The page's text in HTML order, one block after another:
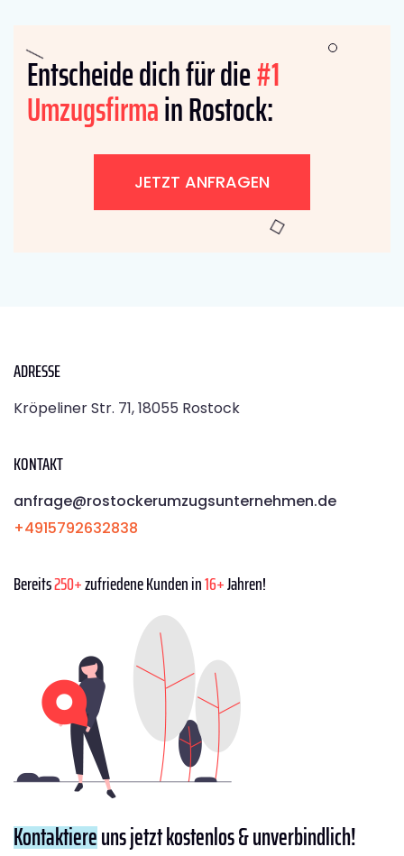
Entscheide dich für die#1
Umzugsfirmain Rostock:
JETZT ANFRAGEN
ADRESSE
Kröpeliner Str. 71, 18055 Rostock
KONTAKT
anfrage@rostockerumzugsunternehmen.de
+4915792632838
Bereits250+zufriedene Kunden in16+Jahren!
Kontaktiereuns jetzt kostenlos & unverbindlich!